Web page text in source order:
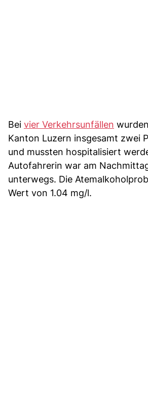
Bei vier Verkehrsunfällen
Kanton Luzern insgesamt zwei
und mussten hospitalisiert
Autofahrerin war am
unterwegs. Die
Wert von 1.04 mg/l.